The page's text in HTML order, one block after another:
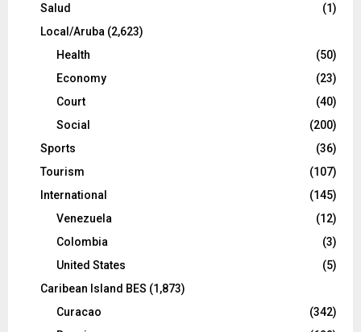
Salud
(1)
Local/Aruba (2,623)
Health
(50)
Economy
(23)
Court
(40)
Social
(200)
Sports
(36)
Tourism
(107)
International
(145)
Venezuela
(12)
Colombia
(3)
United States
(5)
Caribean Island BES (1,873)
Curacao
(342)